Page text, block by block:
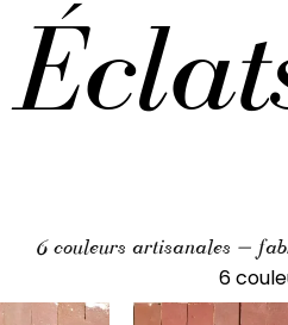
6 couleurs artisanales —
6